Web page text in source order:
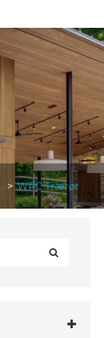
WPC Trærør